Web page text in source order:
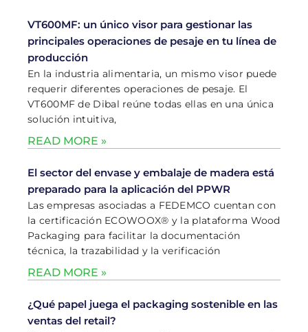
VT600MF: un único visor para gestionar las
principales operaciones de pesaje en tu línea de
producción
En la industria alimentaria, un mismo visor puede
requerir diferentes operaciones de pesaje. El
VT600MF de Dibal reúne todas ellas en una única
solución intuitiva,
READ MORE »
El sector del envase y embalaje de madera está
preparado para la aplicación del PPWR
Las empresas asociadas a FEDEMCO cuentan con
la certificación ECOWOOX® y la plataforma Wood
Packaging para facilitar la documentación
técnica, la trazabilidad y la verificación
READ MORE »
¿Qué papel juega el packaging sostenible en las
ventas del retail?